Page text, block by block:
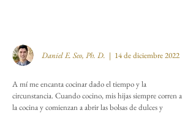
Daniel E. Seo, Ph. D. | 14 de diciembre2022
A mí me encanta cocinar dado el tiempo y la
circunstancia. Cuando cocino, mis hijas siempre corren a
la cocina y comienzan a abrir las bolsas de dulces y